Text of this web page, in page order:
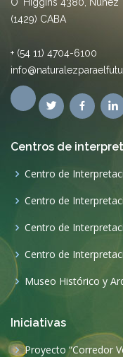
(1429) CABA
+ (54 11) 4704-6100
Centros de
Centro de
Centro de
Centro de
Centro de
Museo Histórico y
Iniciativas
Proyecto “Corredor